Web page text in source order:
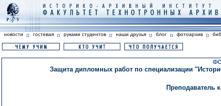
новости гостевая руками студентов наши друзья блог фотоархив
Защита дипломных работ по специализации
Преподаватель